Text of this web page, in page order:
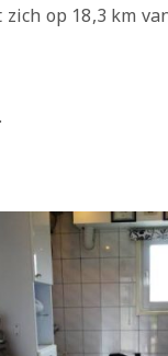
op 18,3 km